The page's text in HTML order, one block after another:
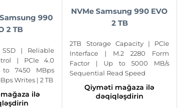
990
2 TB
| Reliable
| PCIe 4.0
7450 MBps
Writes | 2 TB
ilə
NVMe Samsung 990 EVO
2 TB
2TB Storage Capacity | PCIe
Interface | M.2 2280 Form
Factor | Up to 5000 MB/s
Sequential Read Speed
Qiyməti mağaza ilə
dəqiqləşdirin